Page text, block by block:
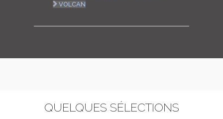
VOLCAN
QUELQUES SÉLECTIONS